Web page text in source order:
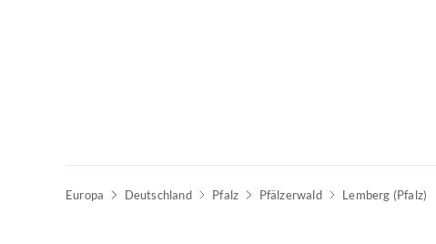
Europa Deutschland Pfalz Pfälzerwald Lemberg (Pfalz)